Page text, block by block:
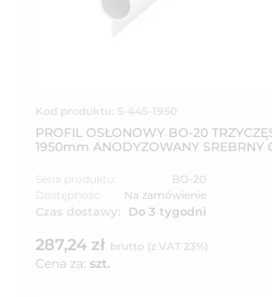
Kod produktu: 5-445-1950
PROFIL OSŁONOWY BO-20
1950mm ANODYZOWANY SREBRNY
Seria produktu:
BO-20
Dostępność:
Na zamówienie
Czas dostawy: Do 3 tygodni
287,24 zł brutto (z VAT 23%)
Cena za: szt.